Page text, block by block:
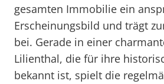
gesamten Immobilie ein
Erscheinungsbild und trägt
bei. Gerade in einer
Lilienthal, die für ihre
bekannt ist, spielt die